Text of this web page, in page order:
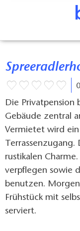
Die Privatpension
Gebäude zentral
Vermietet wird
rustikalen
verpflegen sowie
benutzen.
Frühstück mit
serviert.